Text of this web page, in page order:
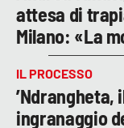
attesa di
Milano: «La
IL PROCESSO
’Ndrangheta,
ingranaggio